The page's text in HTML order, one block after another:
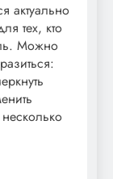
актуально
тех, кто
Можно